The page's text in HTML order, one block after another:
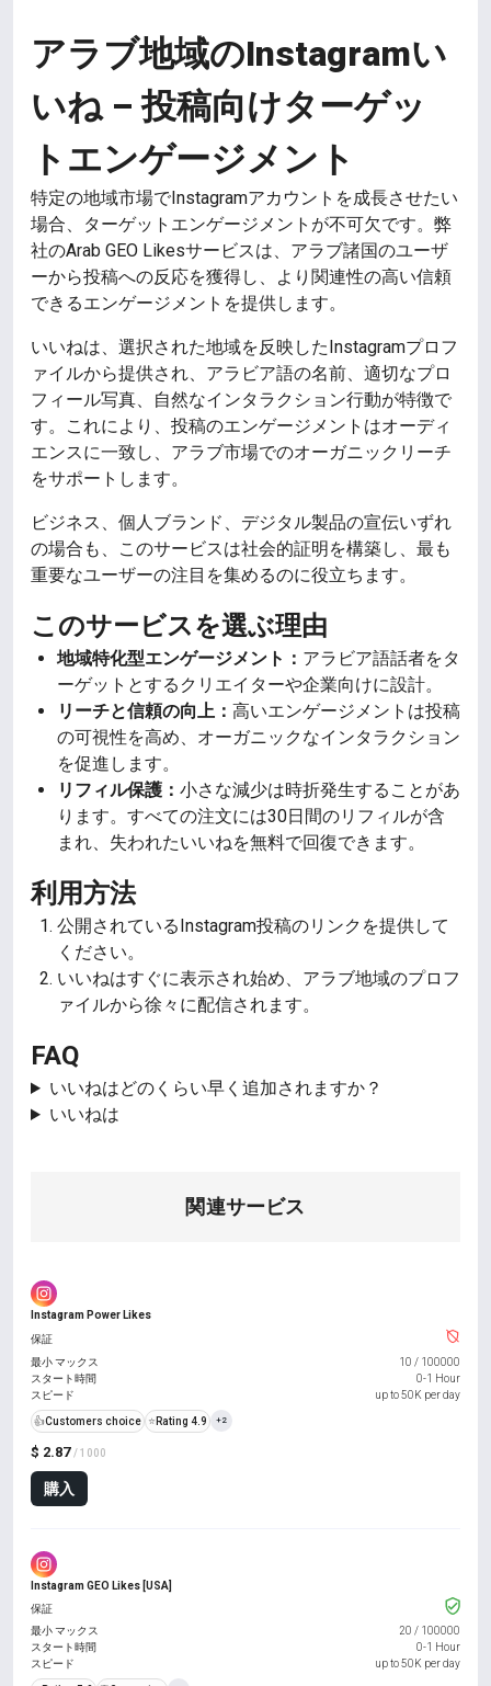
アラブ地域のInstagramい
いね – 投稿向けターゲッ
トエンゲージメント
特定の地域市場でInstagramアカウントを成長させたい
場合、ターゲットエンゲージメントが不可欠です。弊
社のArab GEO Likesサービスは、アラブ諸国のユーザ
ーから投稿への反応を獲得し、より関連性の高い信頼
できるエンゲージメントを提供します。
いいねは、選択された地域を反映したInstagramプロフ
ァイルから提供され、アラビア語の名前、適切なプロ
フィール写真、自然なインタラクション行動が特徴で
す。これにより、投稿のエンゲージメントはオーディ
エンスに一致し、アラブ市場でのオーガニックリーチ
をサポートします。
ビジネス、個人ブランド、デジタル製品の宣伝いずれ
の場合も、このサービスは社会的証明を構築し、最も
重要なユーザーの注目を集めるのに役立ちます。
このサービスを選ぶ理由
地域特化型エンゲージメント： アラビア語話者をタ
ーゲットとするクリエイターや企業向けに設計。
リーチと信頼の向上： 高いエンゲージメントは投稿
の可視性を高め、オーガニックなインタラクション
を促進します。
リフィル保護： 小さな減少は時折発生することがあ
ります。すべての注文には30日間のリフィルが含
まれ、失われたいいねを無料で回復できます。
利用方法
公開されているInstagram投稿のリンクを提供して
ください。
いいねはすぐに表示され始め、アラブ地域のプロフ
ァイルから徐々に配信されます。
FAQ
いいねはどのくらい早く追加されますか？
いいねは
関連サービス
Instagram Power Likes
$ 2.87 / 1000
購入
保証
最小 マックス
10 / 100000
スタート時間
0-1 Hour
スピード
up to 50K per day
👍Customers choice ⭐ Rating 4.9 +2
Instagram GEO Likes [USA]
保証
最小 マックス
20 / 100000
スタート時間
0-1 Hour
スピード
up to 50K per day